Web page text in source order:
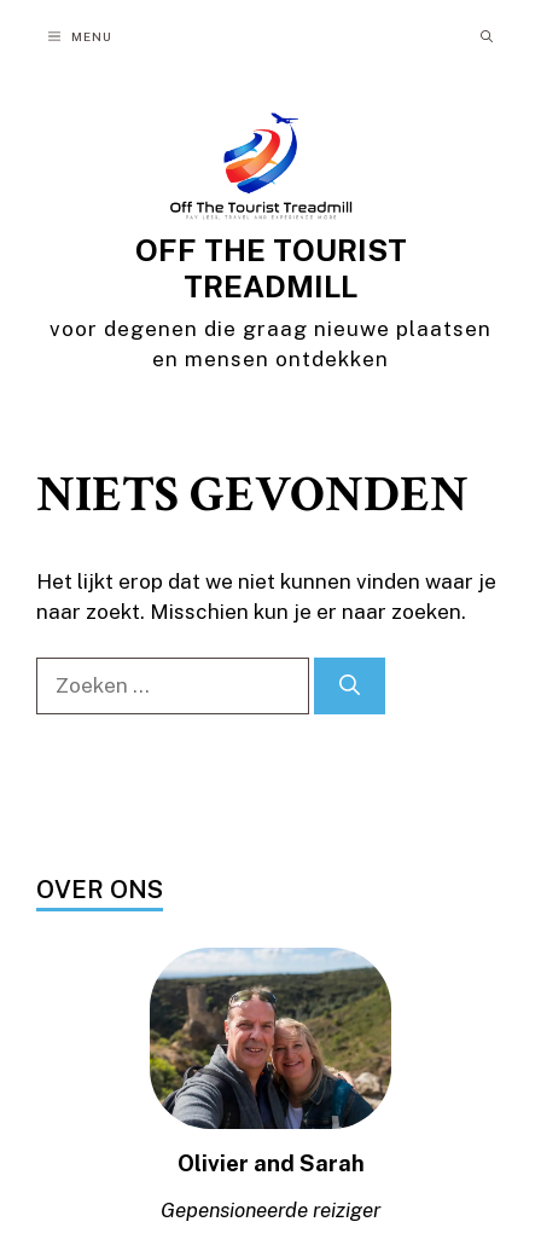
MENU
OFF THE TOURIST
TREADMILL
voor degenen die graag nieuwe plaatsen
en mensen ontdekken
NIETS GEVONDEN
Het lijkt erop dat we niet kunnen vinden waar je
naar zoekt. Misschien kun je er naar zoeken.
OVER ONS
Olivier and Sarah
Gepensioneerde reiziger